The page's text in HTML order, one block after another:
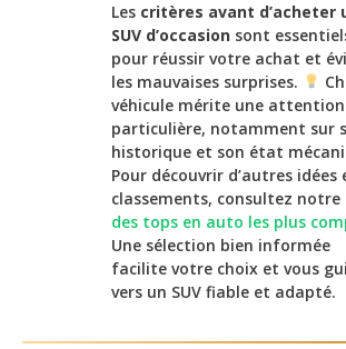
Les critères avant d’acheter
SUV d’occasion sont
pour réussir votre achat et
les mauvaises surprises.
véhicule mérite une attention
particulière, notamment sur
historique et son état
Pour découvrir d’autres idées
classements, consultez notre
des tops en auto les plus
Une sélection bien informée
facilite votre choix et vous
vers un SUV fiable et adapté.